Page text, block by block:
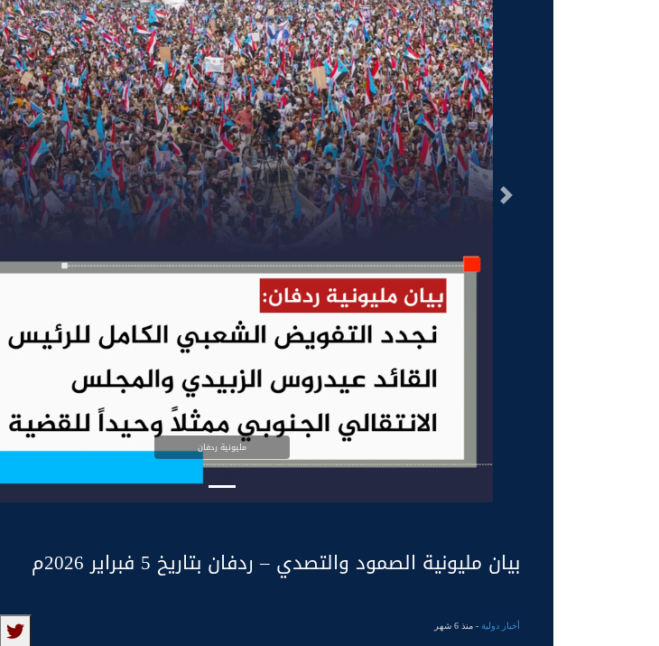
مليونية ردفان
السابق
بيان مليونية الصمود والتصدي – ردفان بتاريخ 5 فبراير 2026م
أخبار دولية- منذ 6 شهر